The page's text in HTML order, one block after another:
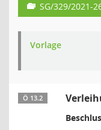
SG/329/2021-
Vorlage
Ö 13.2